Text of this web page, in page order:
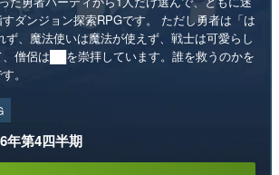
ダンジョン探索RPGです。 ただし勇者は「は
ず、魔法使いは魔法が使えず、戦士は可愛らし
僧侶は██を崇拝しています。誰を救うのかを
。
年第4四半期